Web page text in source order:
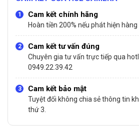
Cam kết chính hãng
Hoàn tiền 200% nếu phát hiện hàng
Cam kết tư vấn đúng
Chuyên gia tư vấn trực tiếp qua
0949.22.39.42
Cam kết bảo mật
Tuyệt đối không chia sẻ thông tin
thứ 3.